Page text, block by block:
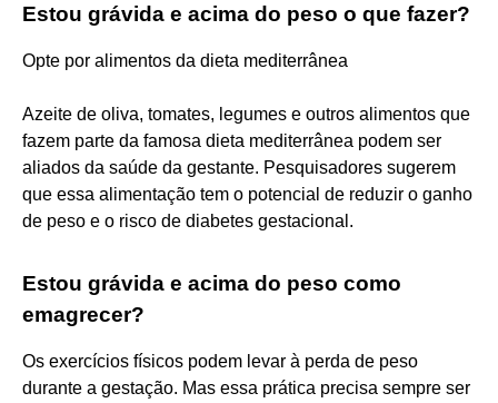
Estou grávida e acima do peso o que fazer?
Opte por alimentos da dieta mediterrânea
Azeite de oliva, tomates, legumes e outros alimentos que
fazem parte da famosa dieta mediterrânea podem ser
aliados da saúde da gestante. Pesquisadores sugerem
que essa alimentação tem o potencial de reduzir o ganho
de peso e o risco de diabetes gestacional.
Estou grávida e acima do peso como
emagrecer?
Os exercícios físicos podem levar à perda de peso
durante a gestação. Mas essa prática precisa sempre ser